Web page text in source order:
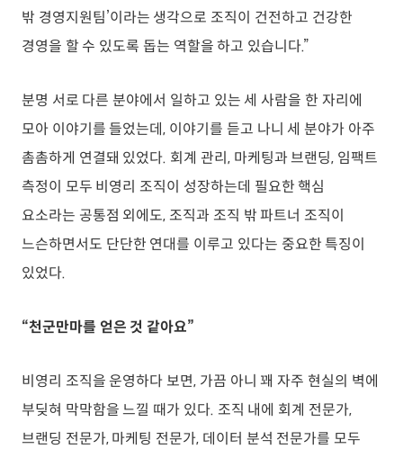
밖 경영지원팀’이라는 생각으로 조직이 건전하고 건강한
경영을 할 수 있도록 돕는 역할을 하고 있습니다.”
분명 서로 다른 분야에서 일하고 있는 세 사람을 한 자리에
모아 이야기를 들었는데, 이야기를 듣고 나니 세 분야가 아주
촘촘하게 연결돼 있었다. 회계 관리, 마케팅과 브랜딩, 임팩트
측정이 모두 비영리 조직이 성장하는데 필요한 핵심
요소라는 공통점 외에도, 조직과 조직 밖 파트너 조직이
느슨하면서도 단단한 연대를 이루고 있다는 중요한 특징이
있었다.
“천군만마를 얻은 것 같아요”
비영리 조직을 운영하다 보면, 가끔 아니 꽤 자주 현실의 벽에
부딪혀 막막함을 느낄 때가 있다. 조직 내에 회계 전문가,
브랜딩 전문가, 마케팅 전문가, 데이터 분석 전문가를 모두